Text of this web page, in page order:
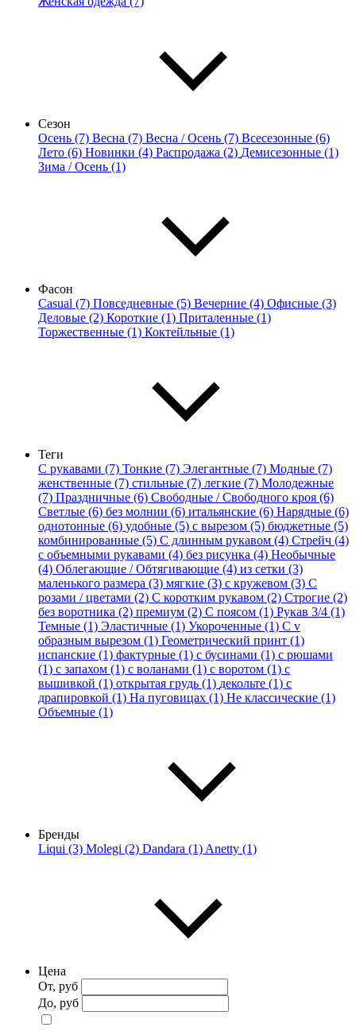
Сезон
Осень (7) Весна (7) Весна / Осень (7) Всесезонные (6)
Лето (6) Новинки (4) Распродажа (2) Демисезонные (1)
Зима / Осень (1)
Фасон
Casual (7) Повседневные (5) Вечерние (4) Офисные (3)
Деловые (2) Короткие (1) Приталенные (1)
Торжественные (1) Коктейльные (1)
Теги
С рукавами (7) Тонкие (7) Элегантные (7) Модные (7)
женственные (7) стильные (7) легкие (7) Молодежные
(7) Праздничные (6) Свободные / Свободного кроя (6)
Светлые (6) без молнии (6) итальянские (6) Нарядные (6)
однотонные (6) удобные (5) с вырезом (5) бюджетные (5)
комбинированные (5) С длинным рукавом (4) Стрейч (4)
с объемными рукавами (4) без рисунка (4) Необычные
(4) Облегающие / Обтягивающие (4) из сетки (3)
маленького размера (3) мягкие (3) с кружевом (3) С
розами / цветами (2) С коротким рукавом (2) Строгие (2)
без воротника (2) премиум (2) С поясом (1) Рукав 3/4 (1)
Темные (1) Эластичные (1) Укороченные (1) С v
образным вырезом (1) Геометрический принт (1)
испанские (1) фактурные (1) с бусинами (1) с рюшами
(1) с запахом (1) с воланами (1) с воротом (1) с
вышивкой (1) открытая грудь (1) декольте (1) с
драпировкой (1) На пуговицах (1) Не классические (1)
Объемные (1)
Бренды
Liqui (3) Molegi (2) Dandara (1) Anetty (1)
Цена
От, руб
До, руб